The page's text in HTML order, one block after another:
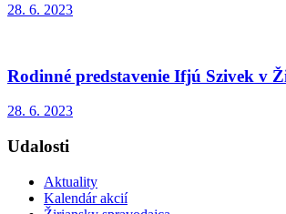
28. 6. 2023
Rodinné predstavenie Ifjú Szivek v
28. 6. 2023
Udalosti
Aktuality
Kalendár akcií